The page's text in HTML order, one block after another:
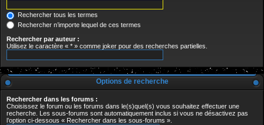
e
Rechercher tous les termes
Rechercher n’importe lequel de ces termes
Rechercher par auteur :
Utilisez le caractère « * » comme joker pour des recherches partielles.
Options de recherche
Rechercher dans les forums :
Choisissez le forum ou les forums dans le(s)quel(s) vous souhaitez effectuer une
recherche. Les sous-forums sont automatiquement inclus si vous ne désactivez pas
l’option ci-dessous « Rechercher dans les sous-forums ».